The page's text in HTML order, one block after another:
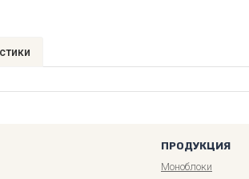
ПРОДУКЦИЯ
Моноблоки